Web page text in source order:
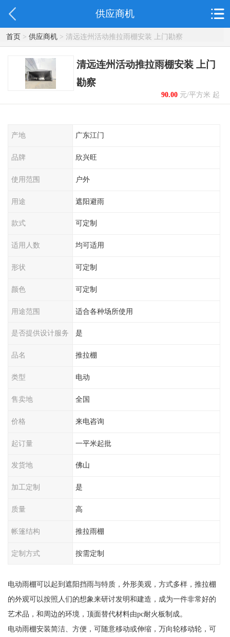
供应商机
首页> 供应商机> 清远连州活动推拉雨棚安装 上门勘察
清远连州活动推拉雨棚安装 上门
勘察
90.00元/平方米 起
产地 广东江门
品牌 欣兴旺
使用范围 户外
用途 遮阳避雨
款式 可定制
适用人数 均可适用
形状 可定制
颜色 可定制
用途范围 适合各种场所使用
是否提供设计服务 是
品名 推拉棚
类型 电动
售卖地 全国
价格 来电咨询
起订量 一平米起批
发货地 佛山
加工定制 是
质量 高
帐篷结构 推拉雨棚
定制方式 按需定制
电动雨棚可以起到遮阳挡雨与特质，外形美观，方式多样，推拉棚
的外观可以按照人们的想象来研讨发明和建造，成为一件非常好的
艺术品，和周边的环境，顶面替代材料由pc耐火板制成。
电动雨棚安装简洁、方便，可随意移动或伸缩，万向轮移动轮，可